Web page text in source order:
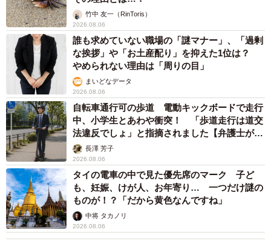
竹中 友一（RinToris）
2026.08.06
誰も求めていない職場の「謎マナー」、「過剰
な挨拶」や「お土産配り」を抑えた1位は？
やめられない理由は「周りの目」
まいどなデータ
2026.08.06
自転車通行可の歩道 電動キックボードで走行
中、小学生とあわや衝突！ 「歩道走行は道交
法違反でしょ」と指摘されました【弁護士が解
説】長澤 芳子
2026.08.06
タイの電車の中で見た優先席のマーク 子ど
も、妊娠、けが人、お年寄り… 一つだけ謎の
ものが！？「だから黄色なんですね」
中将 タカノリ
2026.08.06